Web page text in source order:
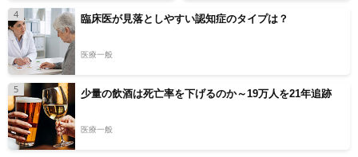
4 臨床医が見落としやすい認知症のタイプは？
医療一般
5 少量の飲酒は死亡率を下げるのか～19万人を21年追跡
医療一般